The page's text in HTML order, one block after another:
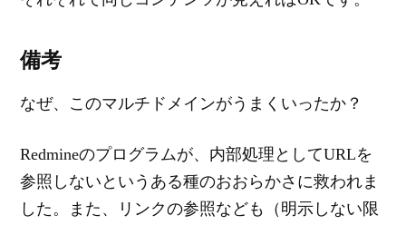
備考
なぜ、このマルチドメインがうまくいったか？
Redmineのプログラムが、内部処理としてURLを
参照しないというある種のおおらかさに救われま
した。また、リンクの参照なども（明示しない限